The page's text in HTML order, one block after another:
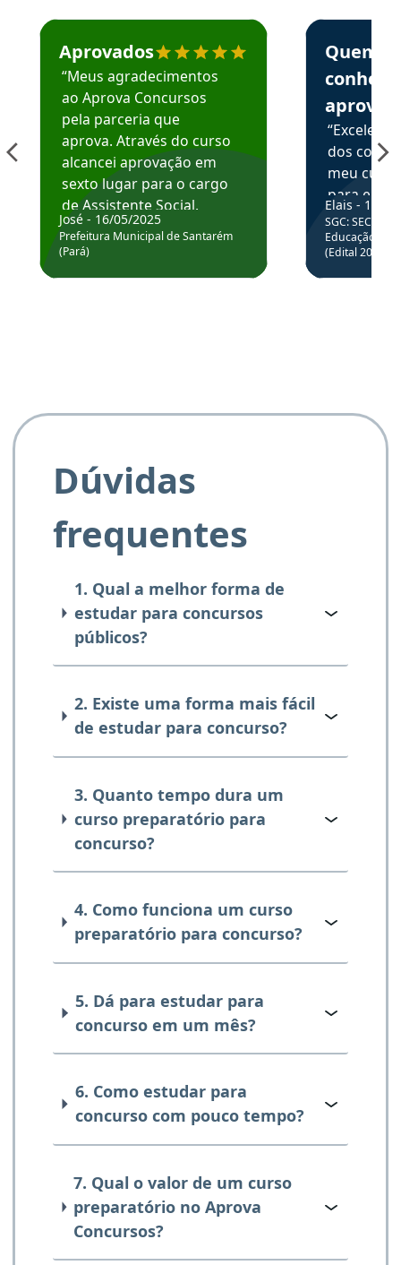
Estudante José recomenda o Aprova Concursos em
Aprovados
“Meus agradecimentos
ao Aprova Concursos
pela parceria que
aprova. Através do curso
alcancei aprovação em
sexto lugar para o cargo
de Assistente Social.
Hoje estou atuando na
Prefeitura de Santarém.
José - 16/05/2025
Prefeitura Municipal de Santarém
(Pará)
Estudante
Quem
aprova
dos
meu
para
colocar
através
de
Elais - 15/
SGC: SEC BA
Educação
(Edital
Dúvidas
frequentes
1. Qual a melhor forma de
estudar para concursos
públicos?
2. Existe uma forma mais fácil
de estudar para concurso?
3. Quanto tempo dura um
curso preparatório para
concurso?
4. Como funciona um curso
preparatório para concurso?
5. Dá para estudar para
concurso em um mês?
6. Como estudar para
concurso com pouco tempo?
7. Qual o valor de um curso
preparatório no Aprova
Concursos?